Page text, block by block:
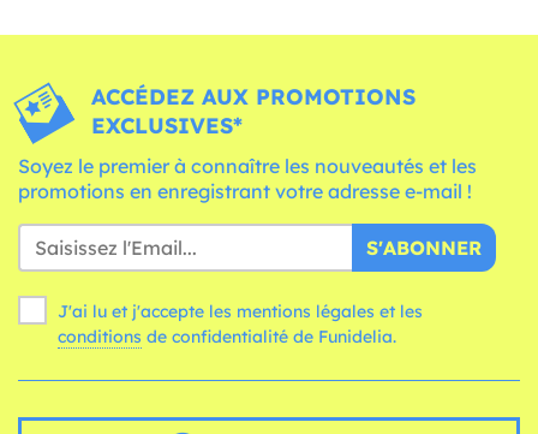
ACCÉDEZ AUX PROMOTIONS
EXCLUSIVES*
Soyez le premier à connaître les nouveautés et les
promotions en enregistrant votre adresse e-mail !
S'ABONNER
J'ai lu et j'accepte les mentions légales et les
conditions de confidentialité de Funidelia.